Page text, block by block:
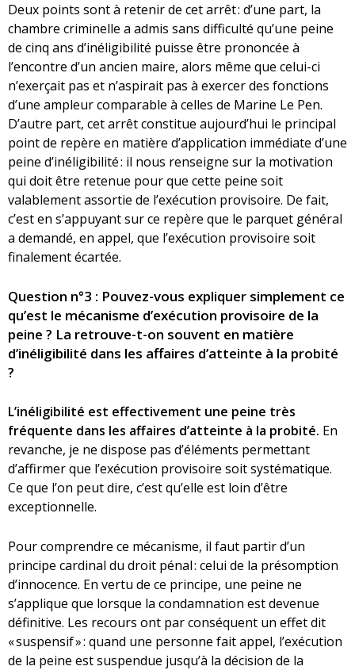
Deux points sont à retenir de cet arrêt : d’une part, la
chambre criminelle a admis sans difficulté qu’une peine
de cinq ans d’inéligibilité puisse être prononcée à
l’encontre d’un ancien maire, alors même que celui-ci
n’exerçait pas et n’aspirait pas à exercer des fonctions
d’une ampleur comparable à celles de Marine Le Pen.
D’autre part, cet arrêt constitue aujourd’hui le principal
point de repère en matière d’application immédiate d’une
peine d’inéligibilité : il nous renseigne sur la motivation
qui doit être retenue pour que cette peine soit
valablement assortie de l’exécution provisoire. De fait,
c’est en s’appuyant sur ce repère que le parquet général
a demandé, en appel, que l’exécution provisoire soit
finalement écartée.
Question n°3 : Pouvez-vous expliquer simplement ce
qu’est le mécanisme d’exécution provisoire de la
peine ? La retrouve-t-on souvent en matière
d’inéligibilité dans les affaires d’atteinte à la probité
?
L’inéligibilité est effectivement une peine très
fréquente dans les affaires d’atteinte à la probité. En
revanche, je ne dispose pas d’éléments permettant
d’affirmer que l’exécution provisoire soit systématique.
Ce que l’on peut dire, c’est qu’elle est loin d’être
exceptionnelle.
Pour comprendre ce mécanisme, il faut partir d’un
principe cardinal du droit pénal : celui de la présomption
d’innocence. En vertu de ce principe, une peine ne
s’applique que lorsque la condamnation est devenue
définitive. Les recours ont par conséquent un effet dit
« suspensif » : quand une personne fait appel, l’exécution
de la peine est suspendue jusqu’à la décision de la